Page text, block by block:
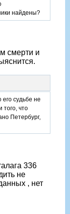
найдены?
смерти и
судьбе не
того, что
Петербург,
336
не
, нет